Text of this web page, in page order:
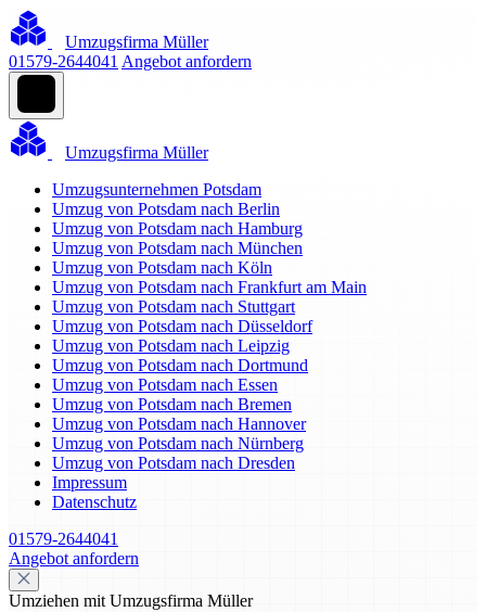
Umzugsfirma Müller
01579-2644041 Angebot anfordern
Umzugsfirma Müller
Umzugsunternehmen Potsdam
Umzug von Potsdam nach Berlin
Umzug von Potsdam nach Hamburg
Umzug von Potsdam nach München
Umzug von Potsdam nach Köln
Umzug von Potsdam nach Frankfurt am Main
Umzug von Potsdam nach Stuttgart
Umzug von Potsdam nach Düsseldorf
Umzug von Potsdam nach Leipzig
Umzug von Potsdam nach Dortmund
Umzug von Potsdam nach Essen
Umzug von Potsdam nach Bremen
Umzug von Potsdam nach Hannover
Umzug von Potsdam nach Nürnberg
Umzug von Potsdam nach Dresden
Impressum
Datenschutz
01579-2644041
Angebot anfordern
Umziehen mit Umzugsfirma Müller